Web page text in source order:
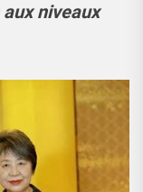
niveaux